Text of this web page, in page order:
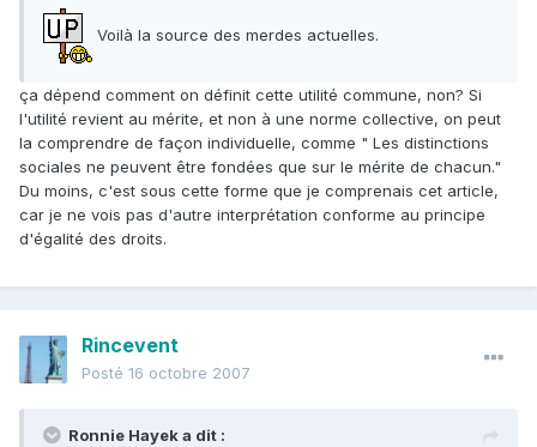
Voilà la source des merdes actuelles.
ça dépend comment on définit cette utilité commune, non? Si
l'utilité revient au mérite, et non à une norme collective, on peut
la comprendre de façon individuelle, comme " Les distinctions
sociales ne peuvent être fondées que sur le mérite de chacun."
Du moins, c'est sous cette forme que je comprenais cet article,
car je ne vois pas d'autre interprétation conforme au principe
d'égalité des droits.
Rincevent
Posté 16 octobre 2007
Ronnie Hayek a dit :